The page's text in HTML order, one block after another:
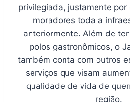
privilegiada, justamente por
moradores toda a
anteriormente. Além de
polos gastronômicos, o
também conta com outros
serviços que visam
qualidade de vida de
região.